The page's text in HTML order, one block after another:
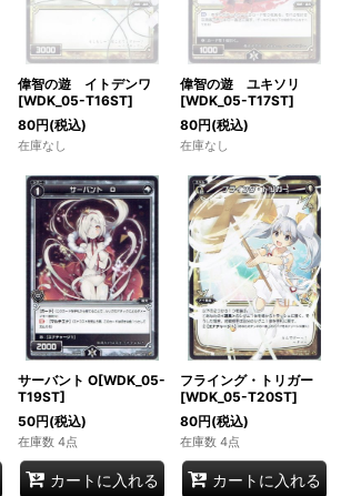
偉智の遊 イトデンワ
[WDK_05-T16ST]
80円(税込)
在庫なし
偉智の遊 ユキソリ
[WDK_05-T17ST]
80円(税込)
在庫なし
サーバント O[WDK_05-
T19ST]
50円(税込)
在庫数 4点
カートに入れる
フライング・トリガー
[WDK_05-T20ST]
80円(税込)
在庫数 4点
カートに入れる